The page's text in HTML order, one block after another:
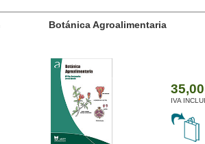
Valencia a trazos: expresión